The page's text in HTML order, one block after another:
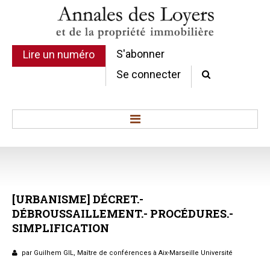
Lire un numéro
S'abonner
Se connecter
Sommaires
Chroniques
Etudes de texte
Réponses ministérielles
[URBANISME] DÉCRET.-
DÉBROUSSAILLEMENT.- PROCÉDURES.-
SIMPLIFICATION
par Guilhem GIL, Maître de conférences à Aix-Marseille Université